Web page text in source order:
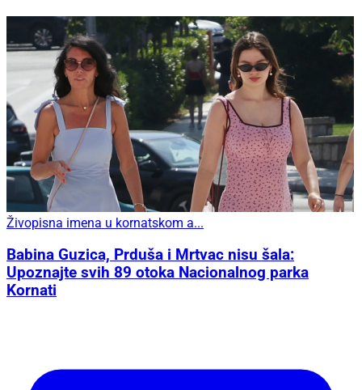
Živopisna imena u kornatskom a...
Babina Guzica, Prduša i Mrtvac nisu šala:
Upoznajte svih 89 otoka Nacionalnog parka
Kornati